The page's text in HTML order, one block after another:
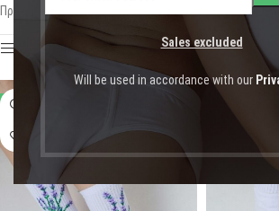
Sales excluded
Will be used in accordance with our
Προβάλλονται όλα - 4 αποτελέσματα
Show sidebar
-14% -14%